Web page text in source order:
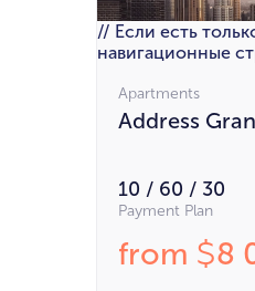
// Если есть
навигационные
Apartments
Address
10 / 60 / 30
Payment Plan
from $8